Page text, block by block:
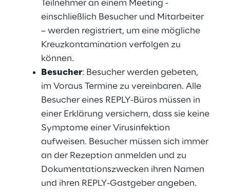
Teilnehmer an einem Meeting -
einschließlich Besucher und Mitarbeiter
– werden registriert, um eine mögliche
Kreuzkontamination verfolgen zu
können.
Besucher: Besucher werden gebeten,
im Voraus Termine zu vereinbaren. Alle
Besucher eines REPLY-Büros müssen in
einer Erklärung versichern, dass sie keine
Symptome einer Virusinfektion
aufweisen. Besucher müssen sich immer
an der Rezeption anmelden und zu
Dokumentationszwecken ihren Namen
und ihren REPLY-Gastgeber angeben.